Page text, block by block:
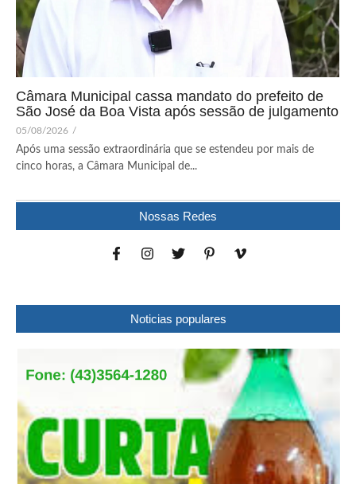
Câmara Municipal cassa mandato do prefeito de
São José da Boa Vista após sessão de julgamento
05/08/2026 /
Após uma sessão extraordinária que se estendeu por mais de
cinco horas, a Câmara Municipal de...
Nossas Redes
Noticias populares